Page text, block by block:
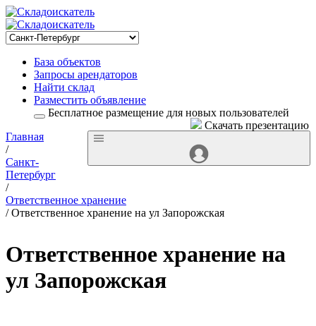
База объектов
Запросы арендаторов
Найти склад
Разместить объявление
Бесплатное размещение для новых пользователей
Главная
/
Санкт-
Петербург
/
Ответственное хранение
/ Ответственное хранение на ул Запорожская
Ответственное хранение на
ул Запорожская
Скачать презентацию